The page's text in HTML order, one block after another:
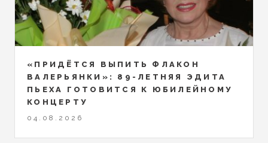
«ПРИДЁТСЯ ВЫПИТЬ ФЛАКОН
ВАЛЕРЬЯНКИ»: 89-ЛЕТНЯЯ ЭДИТА
ПЬЕХА ГОТОВИТСЯ К ЮБИЛЕЙНОМУ
КОНЦЕРТУ
04.08.2026